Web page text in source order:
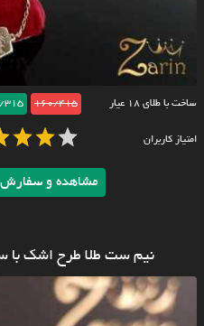
ساخت با طلای ۱۸ عیار 160/415
315
امتیاز کاربران
مشاهده و سفارش
نیم ست طلا طرح اشک با